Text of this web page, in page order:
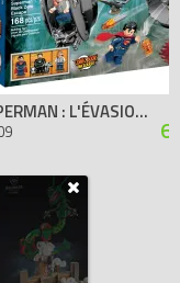
SUPERMAN : L'ÉVASION DE BLACK ZERO